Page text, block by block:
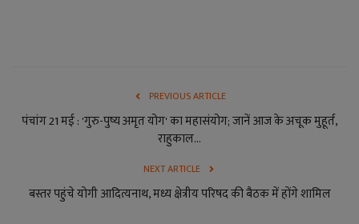
PREVIOUS ARTICLE
पंचांग 21 मई : 'गुरु-पुष्य अमृत योग' का महासंयोग; जानें आज के अचूक मुहूर्त,
राहुकाल...
NEXT ARTICLE
बस्तर पहुंचे योगी आदित्यनाथ, मध्य क्षेत्रीय परिषद की बैठक में होंगे शामिल